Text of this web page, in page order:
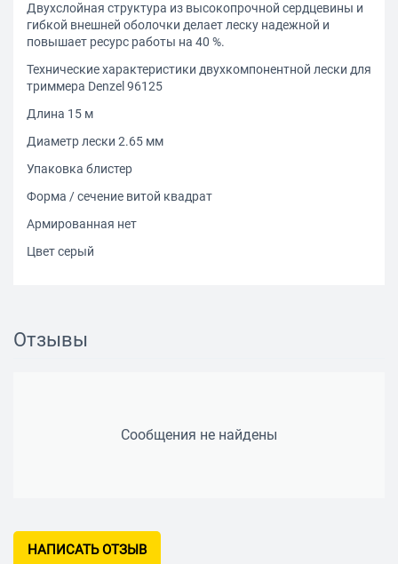
Двухслойная структура из высокопрочной сердцевины и
гибкой внешней оболочки делает леску надежной и
повышает ресурс работы на 40 %.
Технические характеристики двухкомпонентной лески для
триммера Denzel 96125
Длина 15 м
Диаметр лески 2.65 мм
Упаковка блистер
Форма / сечение витой квадрат
Армированная нет
Цвет серый
Отзывы
Сообщения не найдены
НАПИСАТЬ ОТЗЫВ